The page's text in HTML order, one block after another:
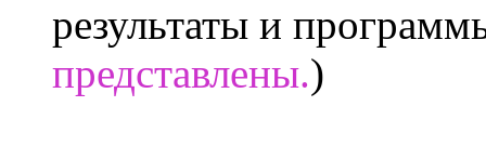
результаты и
представлены.)